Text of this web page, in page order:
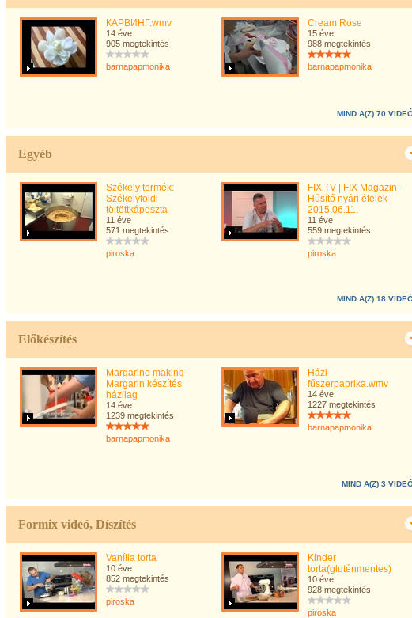
КАРВИНГ.wmv
14 éve
905 megtekintés
barnapapmonika
Cream Rose
15 éve
988 megtekintés
barnapapmonika
MIND A(Z) 70
Egyéb
Székely termék:
Székelyföldi
töltöttkáposzta
11 éve
571 megtekintés
piroska
FIX TV | FIX Magazin -
Hűsítő nyári ételek |
2015.06.11.
11 éve
559 megtekintés
piroska
MIND A(Z) 18
Előkészítés
Margarine making-
Margarin készítés
házilag
14 éve
1239 megtekintés
barnapapmonika
Házi
fűszerpaprika.wmv
14 éve
1227 megtekintés
barnapapmonika
MIND A(Z) 3
Formix videó, Díszítés
Vanília torta
10 éve
852 megtekintés
piroska
Kinder
torta(gluténmentes)
10 éve
928 megtekintés
piroska